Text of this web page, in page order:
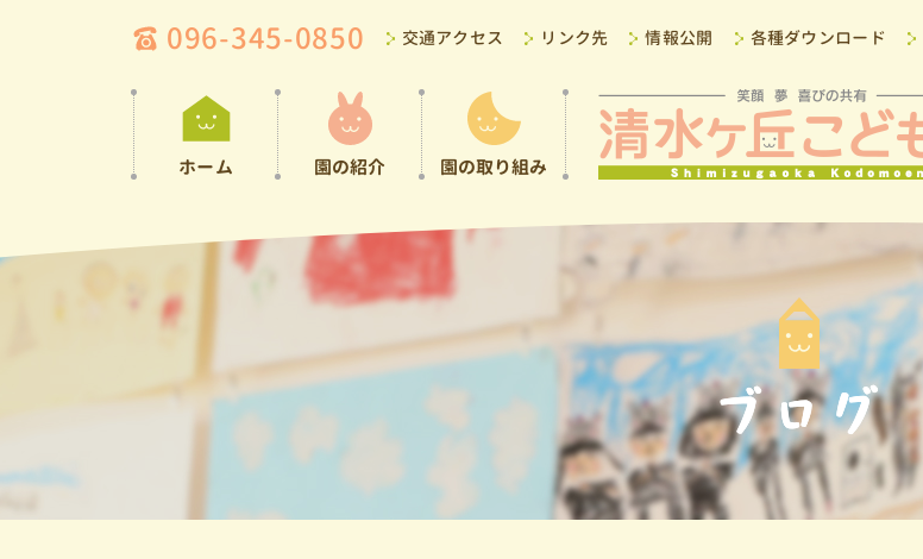
096-345-0850 交通アクセス リンク先 情報公開 各種ダウンロード
ホーム 園の紹介 園の取り組み